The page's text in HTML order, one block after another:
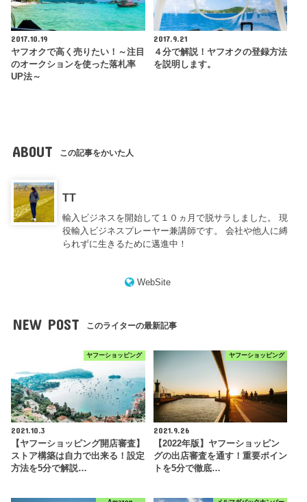
2017.10.19
ヤフオクで高く売りたい！～注目
のオークションを使った落札率
UP法～
2017.9.21
４分で解説！ヤフオクの登録方法
を説明します。
ABOUT この記事をかいた人
TT
輸入ビジネスを開始して１０ヵ月で脱サラしました。 現
役輸入ビジネスプレーヤー兼講師です。 会社や他人に縛
られずに生きるために邁進中！
WebSite
NEW POST このライターの最新記事
ヤフーショッピング
2021.10.3
【ヤフーショッピング開店審査】
ストア構築は自力で出来る！設定
方法を5分で解説…
ヤフーショッピング
2021.9.26
【2022年版】ヤフーショッピン
グの出店審査を通す！重要ポイン
トを5分で徹底…